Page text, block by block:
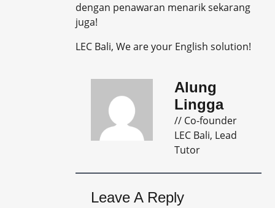
dengan penawaran menarik sekarang
juga!
LEC Bali, We are your English solution!
Alung
Lingga
// Co-founder
LEC Bali, Lead
Tutor
Leave A Reply